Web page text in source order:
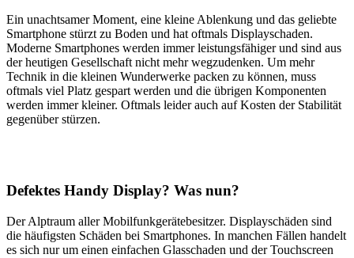
Ein unachtsamer Moment, eine kleine Ablenkung und das geliebte
Smartphone stürzt zu Boden und hat oftmals Displayschaden.
Moderne Smartphones werden immer leistungsfähiger und sind aus
der heutigen Gesellschaft nicht mehr wegzudenken. Um mehr
Technik in die kleinen Wunderwerke packen zu können, muss
oftmals viel Platz gespart werden und die übrigen Komponenten
werden immer kleiner. Oftmals leider auch auf Kosten der Stabilität
gegenüber stürzen.
Defektes Handy Display? Was nun?
Der Alptraum aller Mobilfunkgerätebesitzer. Displayschäden sind
die häufigsten Schäden bei Smartphones. In manchen Fällen handelt
es sich nur um einen einfachen Glasschaden und der Touchscreen